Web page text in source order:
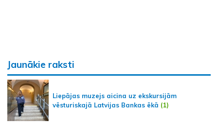
Jaunākie raksti
Liepājas muzejs aicina uz ekskursijām
vēsturiskajā Latvijas Bankas ēkā (1)